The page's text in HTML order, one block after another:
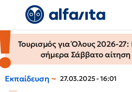
Τουρισμός για Όλους 2026-
σήμερα Σάββατο
Εκπαίδευση 27.03.2025 - 16:01